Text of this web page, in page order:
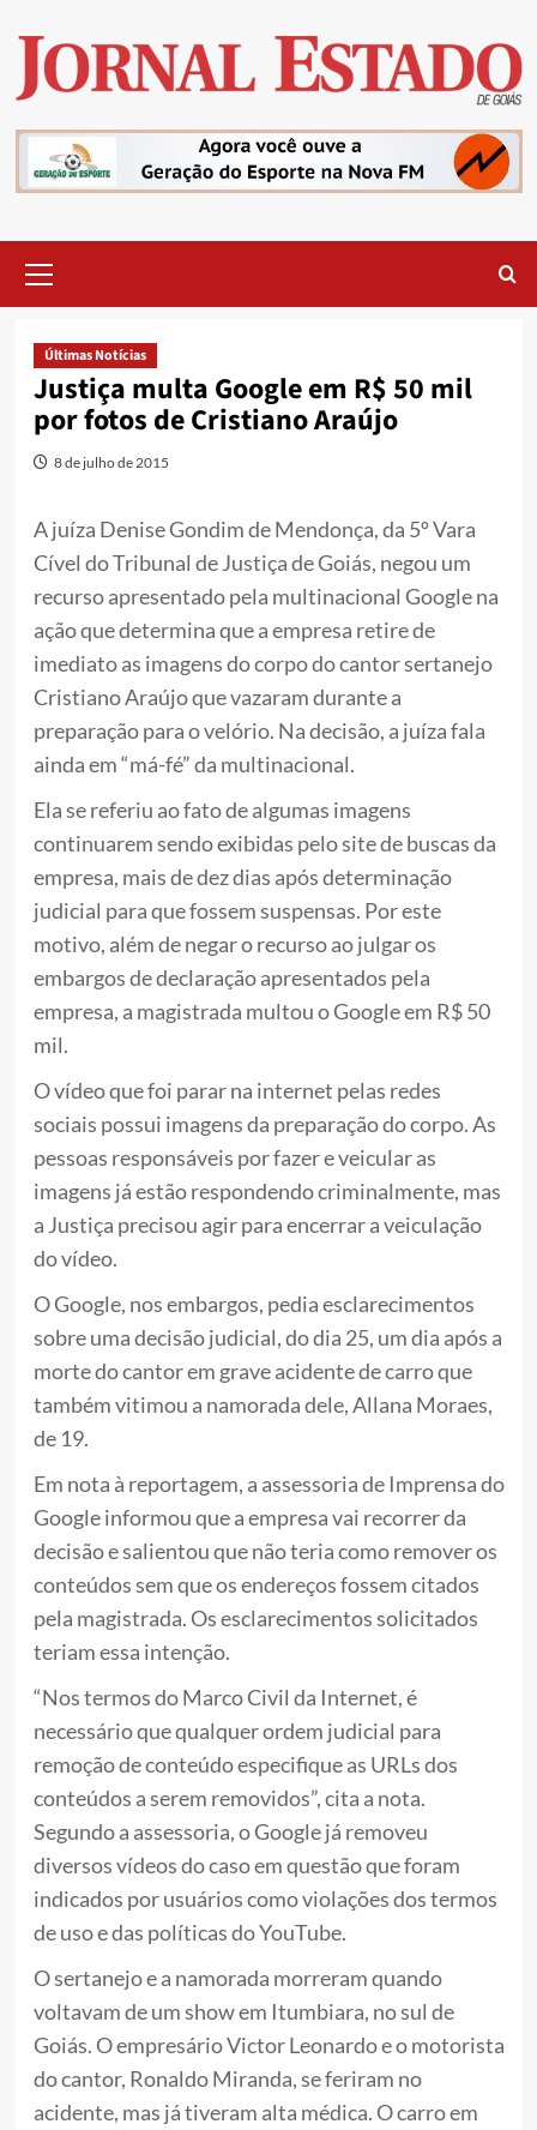
content
Menu
Últimas Notícias
Justiça multa Google em R$ 50 mil
por fotos de Cristiano Araújo
8 de julho de 2015
A juíza Denise Gondim de Mendonça, da 5º Vara
Cível do Tribunal de Justiça de Goiás, negou um
recurso apresentado pela multinacional Google na
ação que determina que a empresa retire de
imediato as imagens do corpo do cantor sertanejo
Cristiano Araújo que vazaram durante a
preparação para o velório. Na decisão, a juíza fala
ainda em “má-fé” da multinacional.
Ela se referiu ao fato de algumas imagens
continuarem sendo exibidas pelo site de buscas da
empresa, mais de dez dias após determinação
judicial para que fossem suspensas. Por este
motivo, além de negar o recurso ao julgar os
embargos de declaração apresentados pela
empresa, a magistrada multou o Google em R$ 50
mil.
O vídeo que foi parar na internet pelas redes
sociais possui imagens da preparação do corpo. As
pessoas responsáveis por fazer e veicular as
imagens já estão respondendo criminalmente, mas
a Justiça precisou agir para encerrar a veiculação
do vídeo.
O Google, nos embargos, pedia esclarecimentos
sobre uma decisão judicial, do dia 25, um dia após a
morte do cantor em grave acidente de carro que
também vitimou a namorada dele, Allana Moraes,
de 19.
Em nota à reportagem, a assessoria de Imprensa do
Google informou que a empresa vai recorrer da
decisão e salientou que não teria como remover os
conteúdos sem que os endereços fossem citados
pela magistrada. Os esclarecimentos solicitados
teriam essa intenção.
“Nos termos do Marco Civil da Internet, é
necessário que qualquer ordem judicial para
remoção de conteúdo especifique as URLs dos
conteúdos a serem removidos”, cita a nota.
Segundo a assessoria, o Google já removeu
diversos vídeos do caso em questão que foram
indicados por usuários como violações dos termos
de uso e das políticas do YouTube.
O sertanejo e a namorada morreram quando
voltavam de um show em Itumbiara, no sul de
Goiás. O empresário Victor Leonardo e o motorista
do cantor, Ronaldo Miranda, se feriram no
acidente, mas já tiveram alta médica. O carro em